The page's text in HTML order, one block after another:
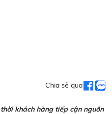
Chia sẻ qua
khách hàng tiếp cận nguồn